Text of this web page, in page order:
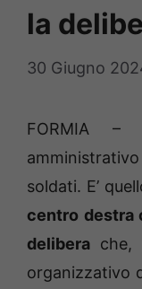
la
30 Giugno
FORMIA –
soldati. E’
centro destra
delibera che,
organizzativo